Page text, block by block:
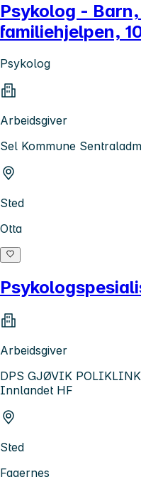
Psykolog -
familiehjelpen,
Psykolog
Arbeidsgiver
Sel Kommune
Sted
Otta
Arbeidsgiver
DPS GJØVIK
Innlandet HF
Sted
Fagernes